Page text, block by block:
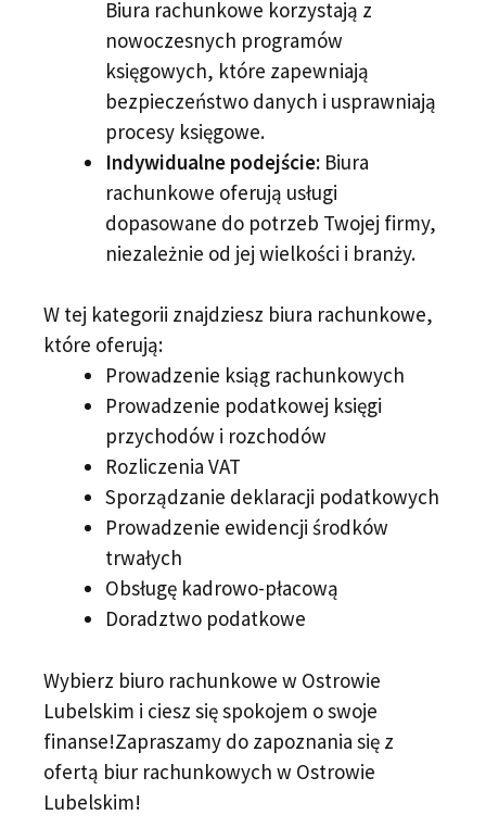
Biura rachunkowe korzystają z
nowoczesnych programów
księgowych, które zapewniają
bezpieczeństwo danych i usprawniają
procesy księgowe.
Indywidualne podejście: Biura
rachunkowe oferują usługi
dopasowane do potrzeb Twojej firmy,
niezależnie od jej wielkości i branży.
W tej kategorii znajdziesz biura rachunkowe,
które oferują:
Prowadzenie ksiąg rachunkowych
Prowadzenie podatkowej księgi
przychodów i rozchodów
Rozliczenia VAT
Sporządzanie deklaracji podatkowych
Prowadzenie ewidencji środków
trwałych
Obsługę kadrowo-płacową
Doradztwo podatkowe
Wybierz biuro rachunkowe w Ostrowie
Lubelskim i ciesz się spokojem o swoje
finanse!Zapraszamy do zapoznania się z
ofertą biur rachunkowych w Ostrowie
Lubelskim!